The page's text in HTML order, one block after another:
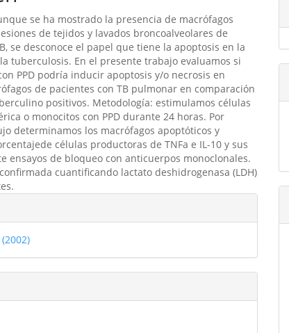
se ha mostrado la presencia de macrófagos
de tejidos y lavados broncoalveolares de
se desconoce el papel que tiene la apoptosis en la
tuberculosis. En el presente trabajo evaluamos si
PPD podría inducir apoptosis y/o necrosis en
de pacientes con TB pulmonar en comparación
positivos. Metodología: estimulamos células
o monocitos con PPD durante 24 horas. Por
determinamos los macrófagos apoptóticos y
células productoras de TNFa e IL-10 y sus
ensayos de bloqueo con anticuerpos monoclonales.
cuantificando lactato deshidrogenasa (LDH)